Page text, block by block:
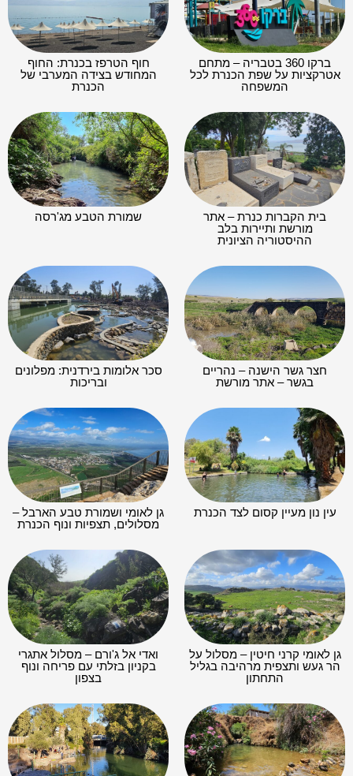
ברקו 360 בטבריה – מתחם
אטרקציות על שפת הכנרת לכל
המשפחה
חוף הטרפז בכנרת: החוף
המחודש בצידה המערבי של
הכנרת
בית הקברות כנרת – אתר
מורשת ותיירות בלב
ההיסטוריה הציונית
שמורת הטבע מג'רסה
חצר גשר הישנה – נהריים
בגשר – אתר מורשת
סכר אלומות בירדנית: מפלונים
ובריכות
עין נון מעיין קסום לצד הכנרת
גן לאומי ושמורת טבע הארבל –
מסלולים, תצפיות ונוף הכנרת
גן לאומי קרני חיטין – מסלול על
הר געש ותצפית מרהיבה בגליל
התחתון
ואדי אל ג'ורם – מסלול אתגרי
בקניון בזלתי עם פריחה ונוף
בצפון